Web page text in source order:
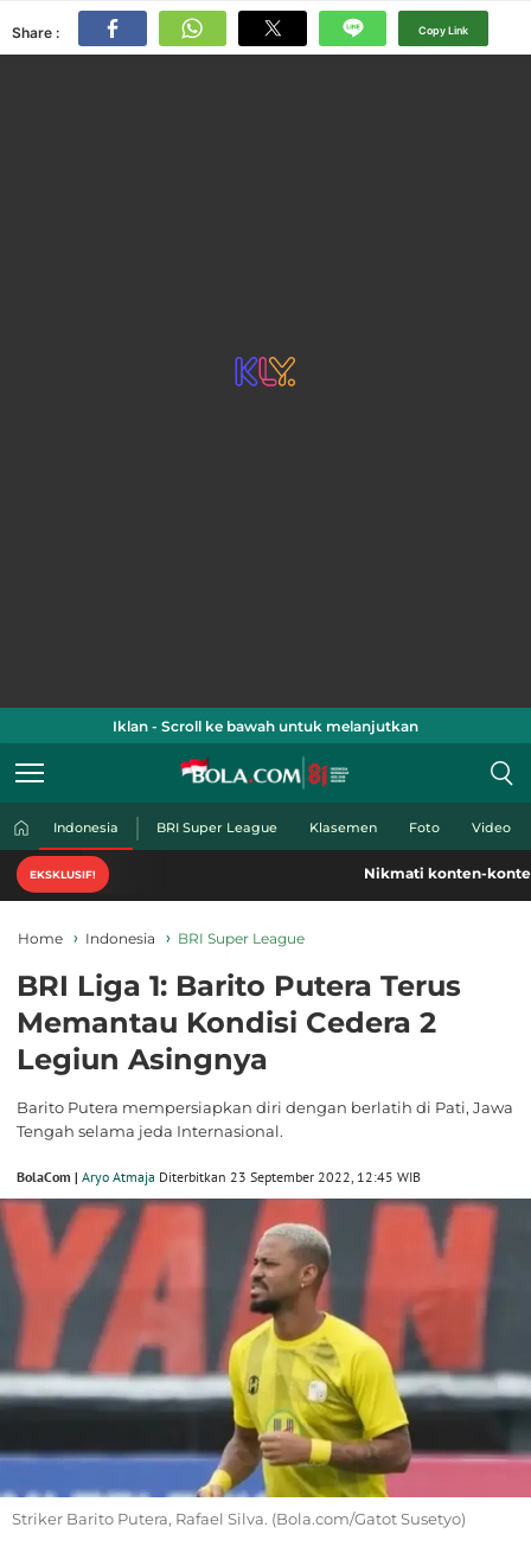
Share : Copy Link
Iklan - Scroll ke bawah untuk melanjutkan
Indonesia BRI Super League Klasemen Foto Video
EKSKLUSIF! Nikmati konten-konten Piala Dunia
Home Indonesia BRI Super League
BRI Liga 1: Barito Putera Terus
Memantau Kondisi Cedera 2
Legiun Asingnya
Barito Putera mempersiapkan diri dengan berlatih di Pati, Jawa
Tengah selama jeda Internasional.
BolaCom | Aryo Atmaja Diterbitkan 23 September 2022, 12:45 WIB
Striker Barito Putera, Rafael Silva. (Bola.com/Gatot Susetyo)